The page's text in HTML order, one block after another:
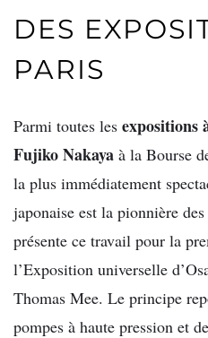
DES
PARIS
Parmi toutes les expositions
Fujiko Nakaya à la Bourse
la plus immédiatement
japonaise est la pionnière
présente ce travail pour la
l’Exposition universelle
Thomas Mee. Le principe
pompes à haute pression et